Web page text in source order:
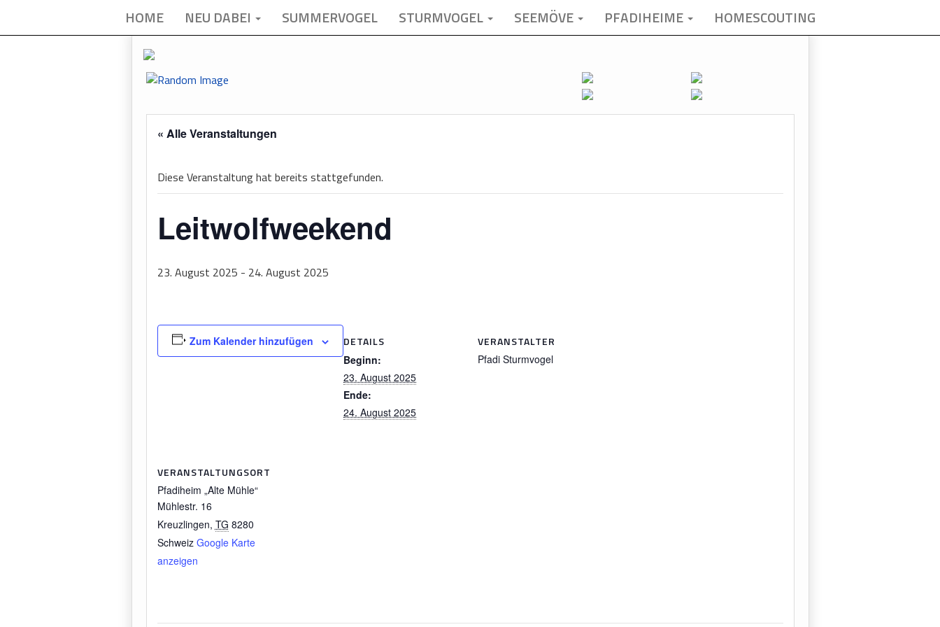
HOME NEU DABEI SUMMERVOGEL STURMVOGEL SEEMÖVE PFADIHEIME HOMESCOUTING
« Alle Veranstaltungen
Diese Veranstaltung hat bereits stattgefunden.
Leitwolfweekend
23. August 2025 - 24. August 2025
Zum Kalender hinzufügen DETAILS
Beginn:
23. August 2025
Ende:
24. August 2025
VERANSTALTER
Pfadi Sturmvogel
VERANSTALTUNGSORT
Pfadiheim „Alte Mühle“
Mühlestr. 16
Kreuzlingen, TG 8280
Schweiz Google Karte
anzeigen